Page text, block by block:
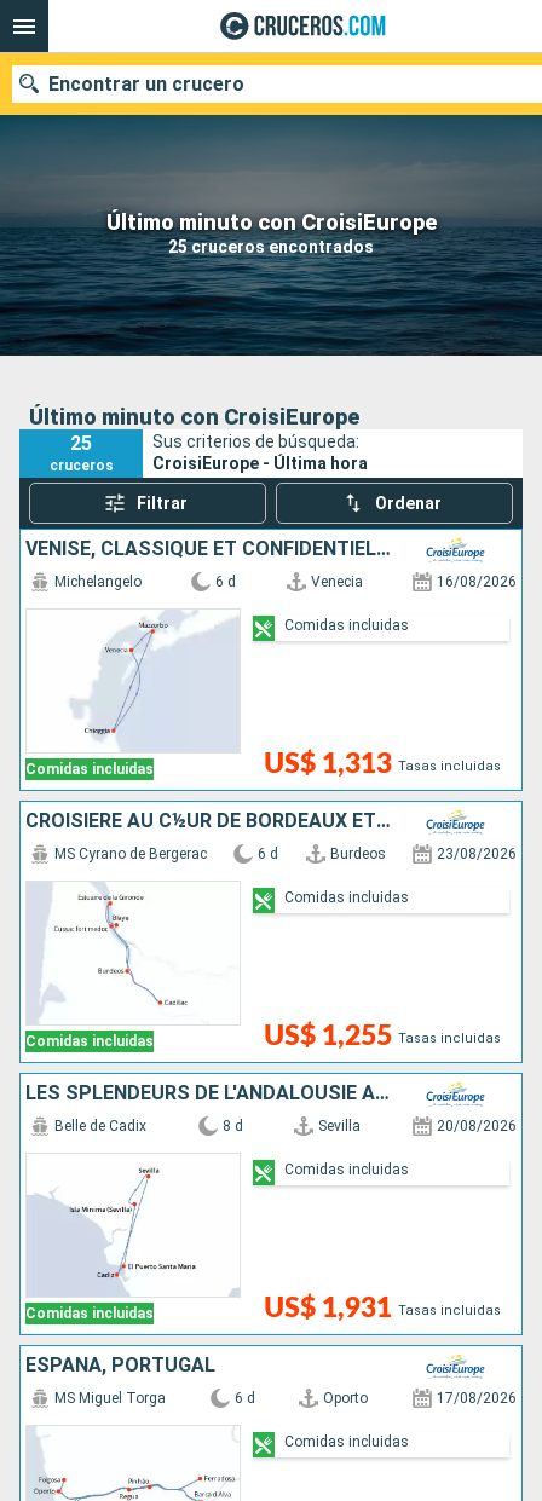
Último minuto con CroisiEurope
25 cruceros encontrados
Encontrar un crucero
Nuestros destinos
Fecha de salida
Puertos Compañías
Último minuto con CroisiEurope
25
cruceros
Sus criterios de búsqueda:
CroisiEurope - Última hora
Filtrar Ordenar
VENISE, CLASSIQUE ET CONFIDENTIELLE
Comidas incluidas
Michelangelo 6 d Venecia 16/08/2026
US$ 1,313 Tasas incluidas
Comidas incluidas
CROISIÈRE AU C½UR DE BORDEAUX ET SA RÉGION : ITINÉRAIRE DÉCOUVERTE
Comidas incluidas
MS Cyrano de Bergerac 6 d Burdeos 23/08/2026
US$ 1,255 Tasas incluidas
Comidas incluidas
LES SPLENDEURS DE L'ANDALOUSIE AU FIL DU GUADALQUIVIR : SÉVILLE, CORDOUE ET CADIX
Comidas incluidas
Belle de Cadix 8 d Sevilla 20/08/2026
US$ 1,931 Tasas incluidas
Comidas incluidas
ESPAÑA, PORTUGAL
MS Miguel Torga 6 d Oporto 17/08/2026
Comidas incluidas